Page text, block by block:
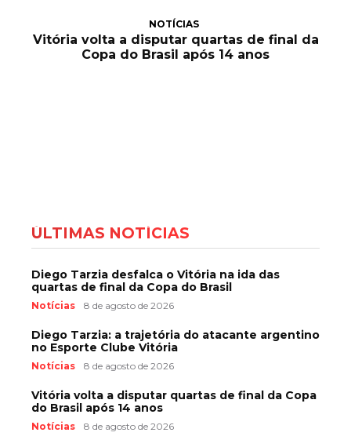
NOTÍCIAS
Vitória volta a disputar quartas de final da
Copa do Brasil após 14 anos
ÚLTIMAS NOTÍCIAS
Diego Tarzia desfalca o Vitória na ida das
quartas de final da Copa do Brasil
Notícias 8 de agosto de 2026
Diego Tarzia: a trajetória do atacante argentino
no Esporte Clube Vitória
Notícias 8 de agosto de 2026
Vitória volta a disputar quartas de final da Copa
do Brasil após 14 anos
Notícias 8 de agosto de 2026